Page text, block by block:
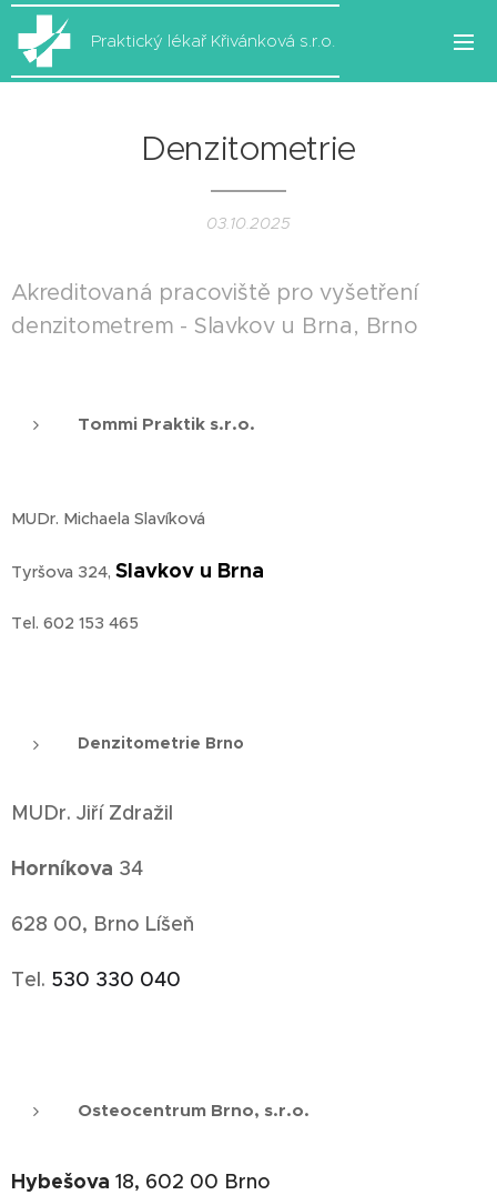
Praktický lékař Křivánková s.r.o.
Denzitometrie
03.10.2025
Akreditovaná pracoviště pro vyšetření
denzitometrem - Slavkov u Brna, Brno
Tommi Praktik s.r.o.
MUDr. Michaela Slavíková
Tyršova 324, Slavkov u Brna
Tel. 602 153 465
Denzitometrie Brno
MUDr. Jiří Zdražil
Horníkova 34
628 00, Brno Líšeň
Tel. 530 330 040
Osteocentrum Brno, s.r.o.
Hybešova 18, 602 00 Brno